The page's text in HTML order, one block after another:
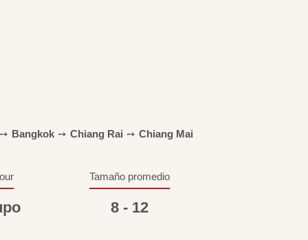
➙ Bangkok ➙ Chiang Rai ➙ Chiang Mai
Tamaño promedio
8 - 12